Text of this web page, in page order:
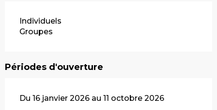
Individuels
Groupes
Périodes d'ouverture
Du 16 janvier 2026 au 11 octobre 2026